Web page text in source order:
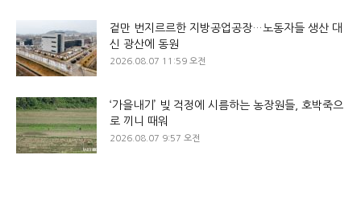
겉만 번지르르한 지방공업공장…노동자들 생산 대
신 광산에 동원
2026.08.07 11:59 오전
‘가을내기’ 빚 걱정에 시름하는 농장원들, 호박죽으
로 끼니 때워
2026.08.07 9:57 오전